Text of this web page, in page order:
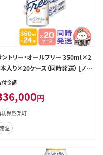
ントリー・オールフリー 350ml×2
入り×20ケース（同時発送） [ノン
ルコールビール ビール 缶 群馬
付金額
円
馬県邑楽町
常温